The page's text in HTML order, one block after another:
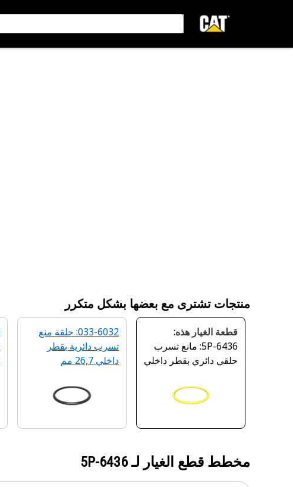
منتجات تشترى مع بعضها بشكل متكرر
قطعة الغيار هذه:
5P-6436: مانع تسرب
حلقي دائري بقطر داخلي
033-6032: حلقة منع
تسرب دائرية بقطر
داخلي 26,7 مم
مخطط قطع الغيار لـ5P-6436